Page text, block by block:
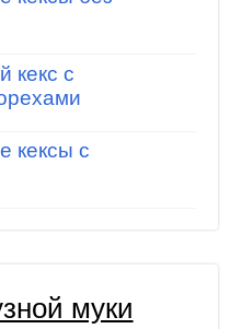
кекс с
кексы с
муки